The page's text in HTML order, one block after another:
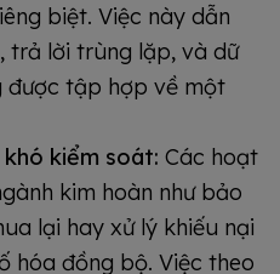
biệt. Việc này dẫn
trả lời trùng lặp, và dữ
được tập hợp về một
kiểm soát: Các hoạt
kim hoàn như bảo
lại hay xử lý khiếu nại
hóa đồng bộ. Việc theo